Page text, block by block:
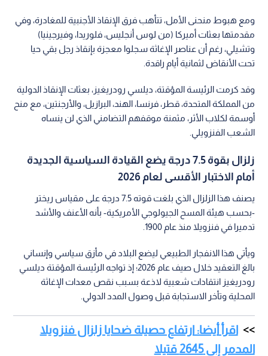
ومع هبوط منحنى الأمل، تتأهب فرق الإنقاذ الأجنبية للمغادرة، وفي
مقدمتها بعثات أميركا (من لوس أنجليس، فلوريدا، وفيرجينيا)
وتشيلي، رغم أن عناصر الإغاثة سجلوا معجزة بإنقاذ رجل بقي حيا
تحت الأنقاض لثمانية أيام راقدة.
وقد كرمت الرئيسة المؤقتة، ديلسي رودريغيز، بعثات الإنقاذ الدولية
من المملكة المتحدة، قطر، فرنسا، الهند، البرازيل، والأرجنتين، مع منح
أوسمة لكلاب الأثر، مثمنة موقفهم التضامني الذي لن ينساه
الشعب الفنزويلي.
زلزال بقوة 7.5 درجة يضع القيادة السياسية الجديدة
أمام الاختبار الأقسى لعام 2026
يصنف هذا الزلزال الذي بلغت قوته 7.5 درجة على مقياس ريختر
-بحسب هيئة المسح الجيولوجي الأمريكية- بأنه الأعنف والأشد
تدميرا في فنزويلا منذ عام 1900.
ويأتي هذا الانفجار الطبيعي ليضع البلاد في مأزق سياسي وإنساني
بالغ التعقيد خلال صيف عام 2026؛ إذ تواجه الرئيسة المؤقتة ديلسي
رودريغيز انتقادات شعبية لاذعة بسبب نقص معدات الإغاثة
المحلية وتأخر الاستجابة قبل وصول المدد الدولي.
اقرأ أيضا: ارتفاع حصيلة ضحايا زلزال فنزويلا
المدمر إلى 2645 قتيلا